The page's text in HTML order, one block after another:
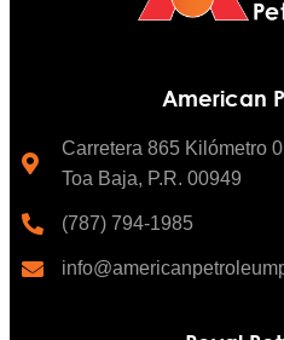
American
Carretera 865 Kilómetro
Toa Baja, P.R. 00949
(787) 794-1985